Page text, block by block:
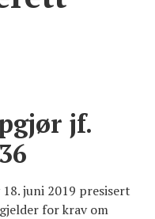
jf.
juni 2019 presisert
for krav om